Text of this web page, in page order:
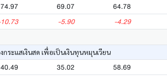
74.97 69.07 64.78
-5.90 -4.29
ระแสเงินสด เพื่อเป็นเงินทุนหมุนเวียน
40.49 35.02 58.69